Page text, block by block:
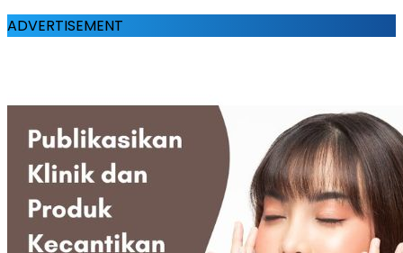
ADVERTISEMENT